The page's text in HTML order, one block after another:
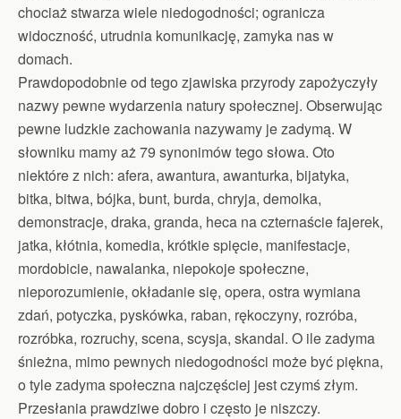
chociaż stwarza wiele niedogodności; ogranicza
widoczność, utrudnia komunikację, zamyka nas w
domach.
Prawdopodobnie od tego zjawiska przyrody zapożyczyły
nazwy pewne wydarzenia natury społecznej. Obserwując
pewne ludzkie zachowania nazywamy je zadymą. W
słowniku mamy aż 79 synonimów tego słowa. Oto
niektóre z nich: afera, awantura, awanturka, bijatyka,
bitka, bitwa, bójka, bunt, burda, chryja, demolka,
demonstracje, draka, granda, heca na czternaście fajerek,
jatka, kłótnia, komedia, krótkie spięcie, manifestacje,
mordobicie, nawalanka, niepokoje społeczne,
nieporozumienie, okładanie się, opera, ostra wymiana
zdań, potyczka, pyskówka, raban, rękoczyny, rozróba,
rozróbka, rozruchy, scena, scysja, skandal. O ile zadyma
śnieżna, mimo pewnych niedogodności może być piękna,
o tyle zadyma społeczna najczęściej jest czymś złym.
Przesłania prawdziwe dobro i często je niszczy.